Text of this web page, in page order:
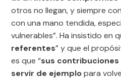
otros no llegan, y siempre
con una mano tendida,
vulnerables”. Ha insistido en
referentes” y que el
es que “sus contribuciones
servir de ejemplopara